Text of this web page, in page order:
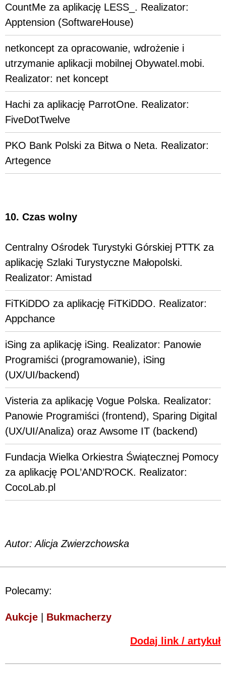
CountMe za aplikację LESS_. Realizator:
Apptension (SoftwareHouse)
netkoncept za opracowanie, wdrożenie i
utrzymanie aplikacji mobilnej Obywatel.mobi.
Realizator: net koncept
Hachi za aplikację ParrotOne. Realizator:
FiveDotTwelve
PKO Bank Polski za Bitwa o Neta. Realizator:
Artegence
10. Czas wolny
Centralny Ośrodek Turystyki Górskiej PTTK za
aplikację Szlaki Turystyczne Małopolski.
Realizator: Amistad
FiTKiDDO za aplikację FiTKiDDO. Realizator:
Appchance
iSing za aplikację iSing. Realizator: Panowie
Programiści (programowanie), iSing
(UX/UI/backend)
Visteria za aplikację Vogue Polska. Realizator:
Panowie Programiści (frontend), Sparing Digital
(UX/UI/Analiza) oraz Awsome IT (backend)
Fundacja Wielka Orkiestra Świątecznej Pomocy
za aplikację POL’AND’ROCK. Realizator:
CocoLab.pl
Autor: Alicja Zwierzchowska
Polecamy:
Aukcje Bukmacherzy
Dodaj link / artykuł